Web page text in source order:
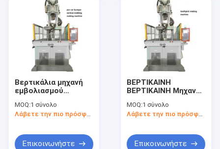
Βερτικάλια μηχανή
εμβολιασμού
MOQ:1 σύνολο
Λάβετε την πιο πρόσφατη τιμή
Επικοινωνήστε
ΒΕΡΤΙΚΑΙΝΗ
ΒΕΡΤΙΚΑΙΝΗ Μηχανή
Ένεση
MOQ:1 σύνολο
Λάβετε την πιο πρόσφατη τιμή
Επικοινωνήστε